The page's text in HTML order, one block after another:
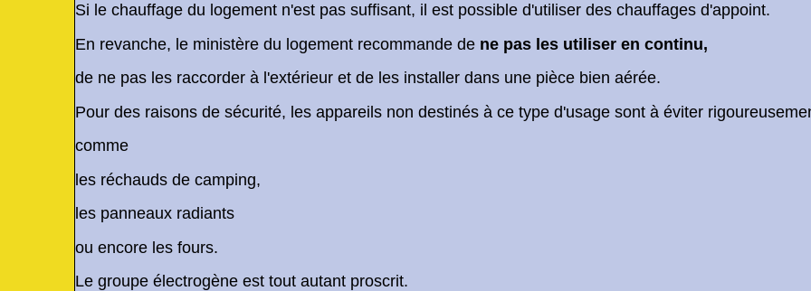
Si le chauffage du logement n'est pas suffisant, il est possible d'utiliser des chauffages d'appoint.
En revanche, le ministère du logement recommande de ne pas les utiliser en continu,
de ne pas les raccorder à l'extérieur et de les installer dans une pièce bien aérée.
Pour des raisons de sécurité, les appareils non destinés à ce type d'usage sont à éviter
comme
les réchauds de camping,
les panneaux radiants
ou encore les fours.
Le groupe électrogène est tout autant proscrit.